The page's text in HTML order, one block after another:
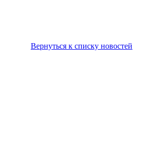
Вернуться к списку новостей